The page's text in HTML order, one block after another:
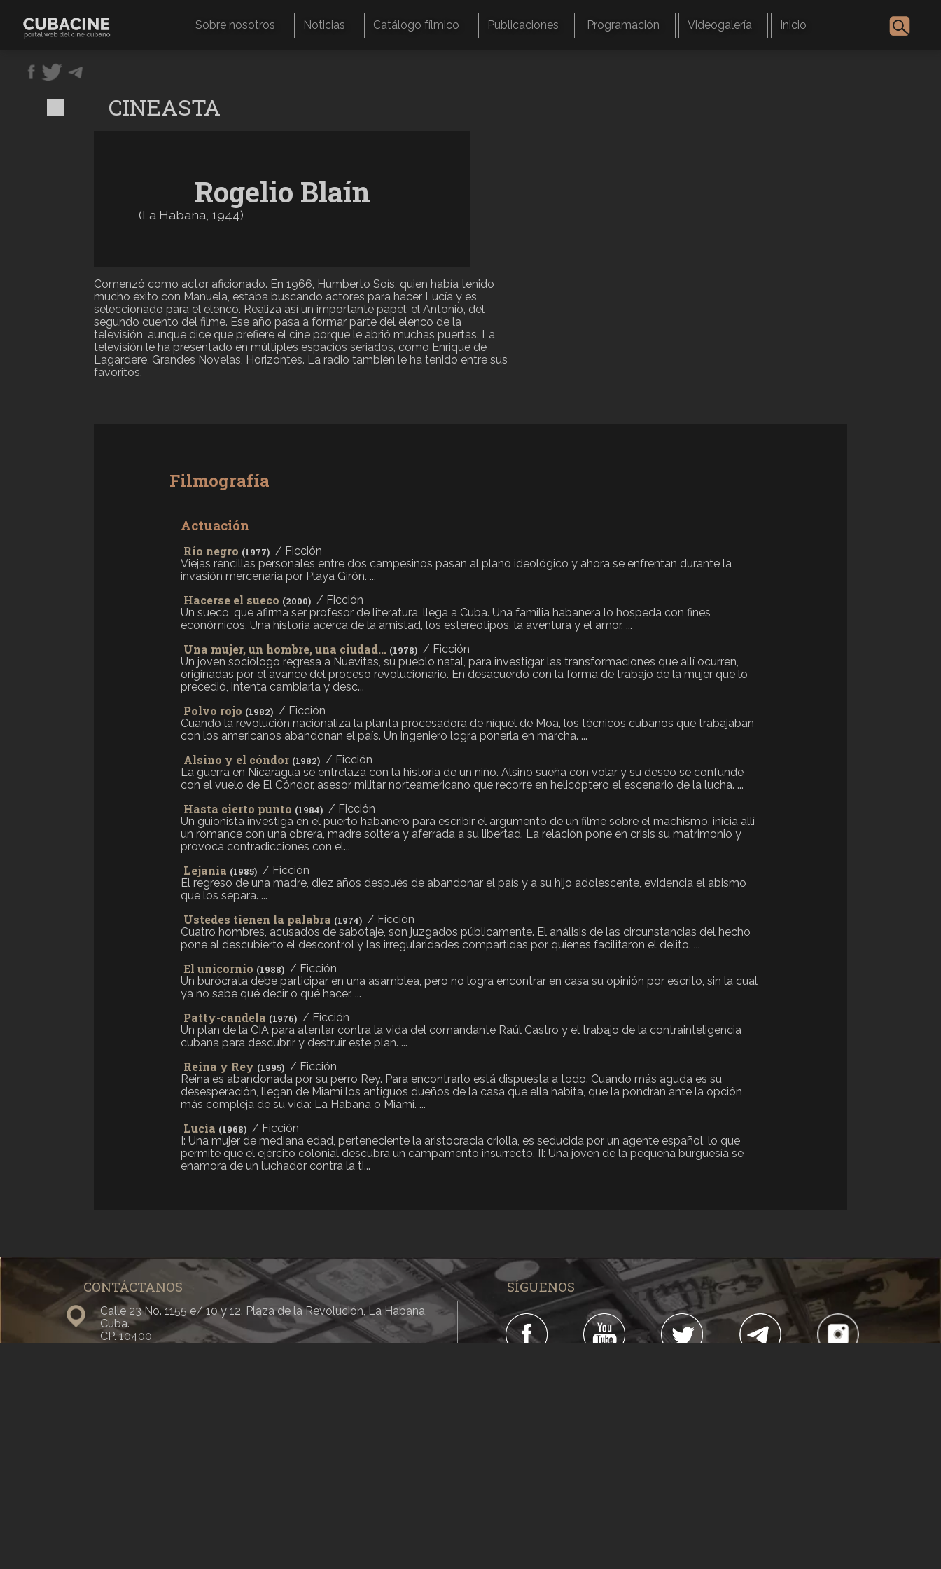
contenido
Navegación
Sobre nosotros Noticias Catálogo fílmico Publicaciones Programación Videogalería Inicio
CINEASTA
Rogelio Blaín
(La Habana ,1944)
Comenzó como actor aficionado. En 1966, Humberto Soís, quien había tenido
mucho éxito con Manuela, estaba buscando actores para hacer Lucía y es
seleccionado para el elenco. Realiza así un importante papel: el Antonio, del
segundo cuento del filme. Ese año pasa a formar parte del elenco de la
televisión, aunque dice que prefiere el cine porque le abrió muchas puertas. La
televisión le ha presentado en múltiples espacios seriados, como Enrique de
Lagardere, Grandes Novelas, Horizontes. La radio también le ha tenido entre sus
favoritos.
Filmografía
Actuación
Río negro (1977) / Ficción
Viejas rencillas personales entre dos campesinos pasan al plano ideológico y ahora se enfrentan durante la
invasión mercenaria por Playa Girón. ...
Hacerse el sueco (2000) / Ficción
Un sueco, que afirma ser profesor de literatura, llega a Cuba. Una familia habanera lo hospeda con fines
económicos. Una historia acerca de la amistad, los estereotipos, la aventura y el amor. ...
Una mujer, un hombre, una ciudad... (1978) / Ficción
Un joven sociólogo regresa a Nuevitas, su pueblo natal, para investigar las transformaciones que allí ocurren,
originadas por el avance del proceso revolucionario. En desacuerdo con la forma de trabajo de la mujer que lo
precedió, intenta cambiarla y desc...
Polvo rojo (1982) / Ficción
Cuando la revolución nacionaliza la planta procesadora de níquel de Moa, los técnicos cubanos que trabajaban
con los americanos abandonan el país. Un ingeniero logra ponerla en marcha. ...
Alsino y el cóndor (1982) / Ficción
La guerra en Nicaragua se entrelaza con la historia de un niño. Alsino sueña con volar y su deseo se confunde
con el vuelo de El Cóndor, asesor militar norteamericano que recorre en helicóptero el escenario de la lucha. ...
Hasta cierto punto (1984) / Ficción
Un guionista investiga en el puerto habanero para escribir el argumento de un filme sobre el machismo, inicia allí
un romance con una obrera, madre soltera y aferrada a su libertad. La relación pone en crisis su matrimonio y
provoca contradicciones con el...
Lejanía (1985) / Ficción
El regreso de una madre, diez años después de abandonar el país y a su hijo adolescente, evidencia el abismo
que los separa. ...
Ustedes tienen la palabra (1974) / Ficción
Cuatro hombres, acusados de sabotaje, son juzgados públicamente. El análisis de las circunstancias del hecho
pone al descubierto el descontrol y las irregularidades compartidas por quienes facilitaron el delito. ...
El unicornio (1988) / Ficción
Un burócrata debe participar en una asamblea, pero no logra encontrar en casa su opinión por escrito, sin la cual
ya no sabe qué decir o qué hacer. ...
Patty-candela (1976) / Ficción
Un plan de la CIA para atentar contra la vida del comandante Raúl Castro y el trabajo de la contrainteligencia
cubana para descubrir y destruir este plan. ...
Reina y Rey (1995) / Ficción
Reina es abandonada por su perro Rey. Para encontrarlo está dispuesta a todo. Cuando más aguda es su
desesperación, llegan de Miami los antiguos dueños de la casa que ella habita, que la pondrán ante la opción
más compleja de su vida: La Habana o Miami. ...
Lucía (1968) / Ficción
I: Una mujer de mediana edad, perteneciente la aristocracia criolla, es seducida por un agente español, lo que
permite que el ejército colonial descubra un campamento insurrecto. II: Una joven de la pequeña burguesía se
enamora de un luchador contra la ti...
CONTÁCTANOS
Calle 23 No. 1155 e/ 10 y 12. Plaza de la Revolución, La Habana,
Cuba.
CP. 10400
SÍGUENOS